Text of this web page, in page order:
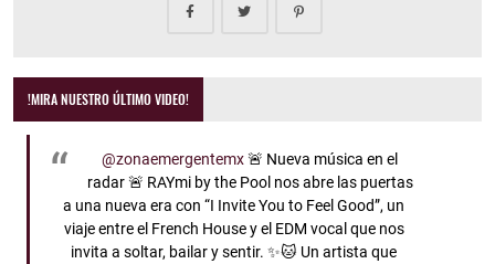
!MIRA NUESTRO ÚLTIMO VIDEO!
@zonaemergentemx🚨 Nueva música en el
radar 🚨 RAYmi by the Pool nos abre las puertas
a una nueva era con “I Invite You to Feel Good”, un
viaje entre el French House y el EDM vocal que nos
invita a soltar, bailar y sentir. ✨🐱 Un artista que